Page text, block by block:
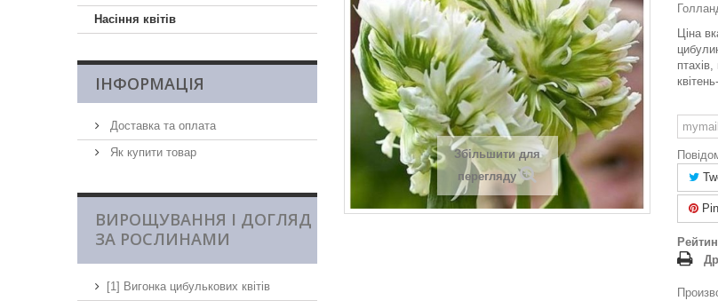
Насіння квітів
ІНФОРМАЦІЯ
Доставка та оплата
Як купити товар
ВИРОЩУВАННЯ І ДОГЛЯД
ЗА РОСЛИНАМИ
[1] Вигонка цибулькових квітів
Збільшити для
перегляду
Ціна